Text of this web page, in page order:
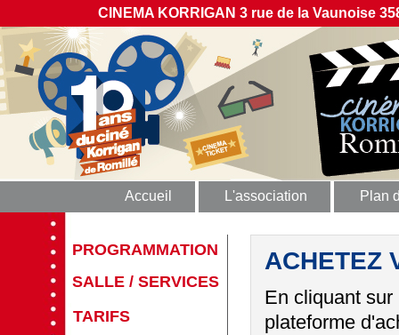
CINEMA KORRIGAN 3 rue de la Vaunoise
Accueil L'association Plan
PROGRAMMATION
SALLE / SERVICES
TARIFS
ACHETEZ
En cliquant
plateforme